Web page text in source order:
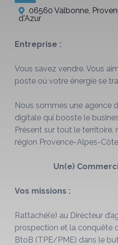
06560 Valbonne,
d'Azur
Entreprise :
Vous savez vendre. Vous
poste où votre énergie se
Nous sommes une agence
digitale qui booste le
Présent sur tout le territoire,
région Provence-Alpes-
Un(e)
Vos missions :
Rattaché(e) au Directeur
prospection et la conquête
BtoB (TPE/PME) dans le